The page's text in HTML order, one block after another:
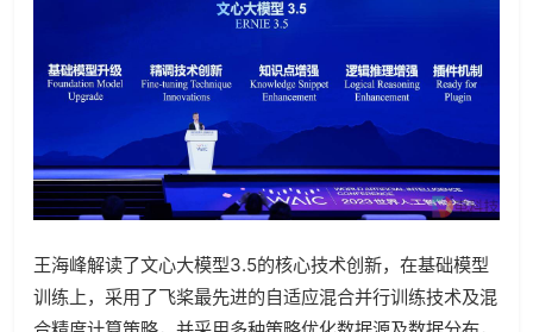
王海峰解读了文心大模型3.5的核心技术创新，在基础模型
训练上，采用了飞桨最先进的自适应混合并行训练技术及混